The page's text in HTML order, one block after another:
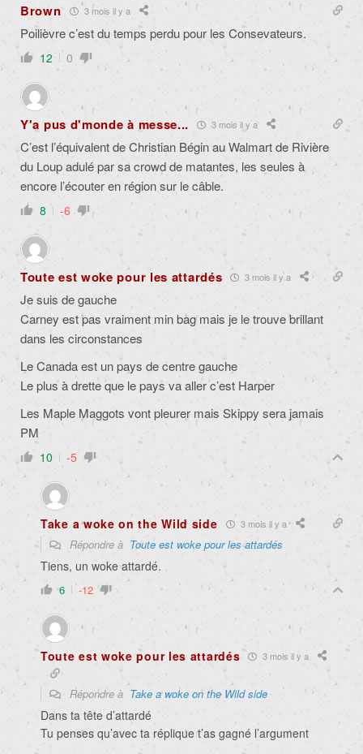
Brown 3 mois il y a
Poilièvre c’est du temps perdu pour les Consevateurs.
12 0
Y'a pus d'monde à messe... 3 mois il y a
C’est l’équivalent de Christian Bégin au Walmart de Rivière
du Loup adulé par sa crowd de matantes, les seules à
encore l’écouter en région sur le câble.
8 -6
Toute est woke pour les attardés 3 mois il y a
Je suis de gauche
Carney est pas vraiment min bag mais je le trouve brillant
dans les circonstances
Le Canada est un pays de centre gauche
Le plus à drette que le pays va aller c’est Harper
Les Maple Maggots vont pleurer mais Skippy sera jamais
PM
10 -5
Take a woke on the Wild side 3 mois il y a
Répondre à Toute est woke pour les attardés
Tiens, un woke attardé.
6 -12
Toute est woke pour les attardés 3 mois il y a
Répondre à Take a woke on the Wild side
Dans ta tête d’attardé
Tu penses qu’avec ta réplique t’as gagné l’argument